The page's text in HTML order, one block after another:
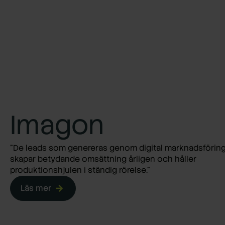
Imagon
"De leads som genereras genom digital
skapar betydande omsättning årligen och håller
produktionshjulen i ständig rörelse."
Läs mer